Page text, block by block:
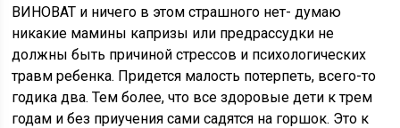
ВИНОВАТ и ничего в этом страшного нет- думаю
никакие мамины капризы или предрассудки не
должны быть причиной стрессов и психологических
травм ребенка. Придется малость потерпеть, всего-то
годика два. Тем более, что все здоровые дети к трем
годам и без приучения сами садятся на горшок. Это к